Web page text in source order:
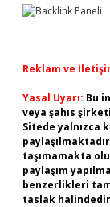
Reklam ve
Yasal Uyarı: Bu
veya şahıs
Sitede yalnızca
taşımamakta
paylaşım
benzerlikleri
taslak